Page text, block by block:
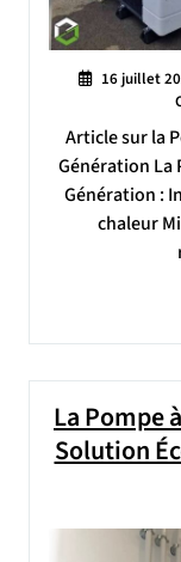
16 juillet
Article sur la
Génération La
Génération :
chaleur
La Pompe
Solution